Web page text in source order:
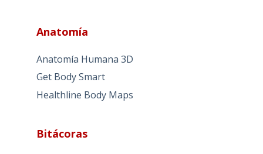
Anatomía
Anatomía Humana 3D
Get Body Smart
Healthline Body Maps
Bitácoras